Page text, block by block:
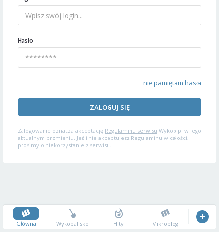
Hasło
nie pamiętam hasła
ZALOGUJ SIĘ
Zalogowanie oznacza akceptację Regulaminu serwisu Wykop.pl w jego
aktualnym brzmieniu. Jeśli nie akceptujesz Regulaminu w całości,
prosimy o niekorzystanie z serwisu.
Główna Wykopalisko Hity Mikroblog